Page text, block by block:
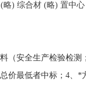
略) 综合材 (略) 置中心
（安全生产检验检
价最低者中标；4、